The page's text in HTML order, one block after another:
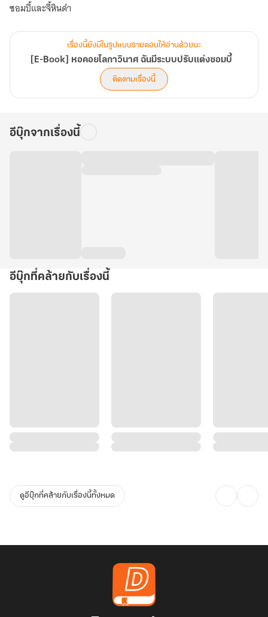
ซอมบี้และจี้หินดำ
เรื่องนี้ยังมีในรูปแบบรายตอนให้อ่านด้วยนะ
[E-Book] หอคอยโลกาวินาศ ฉันมีระบบปรับแต่งซอมบี้
ติดตามเรื่องนี้
อีบุ๊กจากเรื่องนี้
อีบุ๊กที่คล้ายกับเรื่องนี้
ดูอีบุ๊กที่คล้ายกับเรื่องนี้ทั้งหมด